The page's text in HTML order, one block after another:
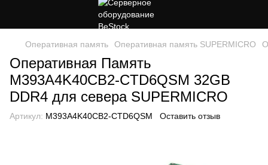
Оперативная память Оперативная память SUPERMICRO
Оперативная Память
M393A4K40CB2-CTD6QSM 32GB
DDR4 для севера SUPERMICRO
Артикул: M393A4K40CB2-CTD6QSM Оставить отзыв